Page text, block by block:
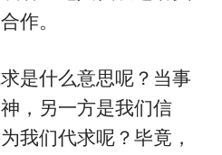
作。
是什么意思呢？当事
，另一方是我们信
我们代求呢？毕竟，